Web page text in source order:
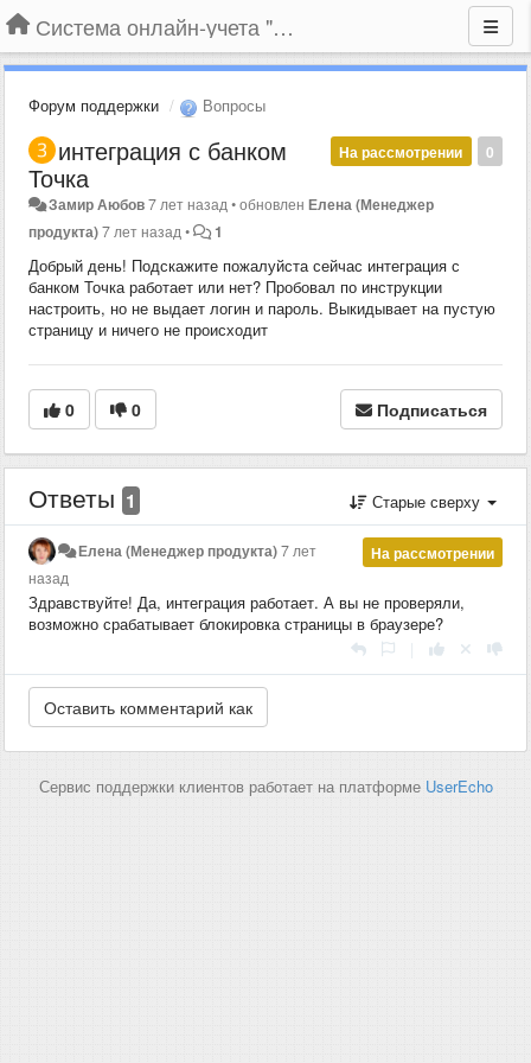
Система онлайн-учета "Большая Птица"
Форум поддержки Вопросы
0
На рассмотрении
интеграция с банком
Точка
Замир Аюбов7 лет назад •обновленЕлена (Менеджер
продукта)7 лет назад • 1
Добрый день! Подскажите пожалуйста сейчас интеграция с
банком Точка работает или нет? Пробовал по инструкции
настроить, но не выдает логин и пароль. Выкидывает на пустую
страницу и ничего не происходит
0 0 Подписаться
Ответы 1 Старые сверху
На рассмотрении
Елена (Менеджер продукта)7 лет
назад
Здравствуйте! Да, интеграция работает. А вы не проверяли,
возможно срабатывает блокировка страницы в браузере?
Сервис поддержки клиентов работает на платформе UserEcho